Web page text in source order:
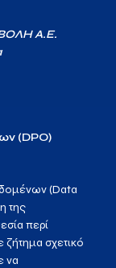
Α.Ε.
(DPO)
(Data
της
περί
σχετικό
να